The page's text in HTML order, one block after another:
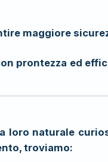
maggiore
prontezza ed
naturale
troviamo: